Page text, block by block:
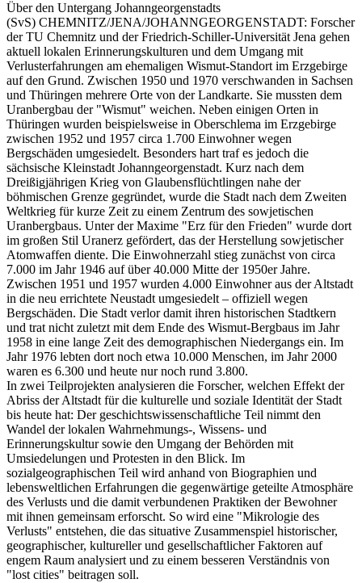
Über den Untergang Johanngeorgenstadts
(SvS) CHEMNITZ/JENA/JOHANNGEORGENSTADT: Forscher
der TU Chemnitz und der Friedrich-Schiller-Universität Jena gehen
aktuell lokalen Erinnerungskulturen und dem Umgang mit
Verlusterfahrungen am ehemaligen Wismut-Standort im Erzgebirge
auf den Grund. Zwischen 1950 und 1970 verschwanden in Sachsen
und Thüringen mehrere Orte von der Landkarte. Sie mussten dem
Uranbergbau der "Wismut" weichen. Neben einigen Orten in
Thüringen wurden beispielsweise in Oberschlema im Erzgebirge
zwischen 1952 und 1957 circa 1.700 Einwohner wegen
Bergschäden umgesiedelt. Besonders hart traf es jedoch die
sächsische Kleinstadt Johanngeorgenstadt. Kurz nach dem
Dreißigjährigen Krieg von Glaubensflüchtlingen nahe der
böhmischen Grenze gegründet, wurde die Stadt nach dem Zweiten
Weltkrieg für kurze Zeit zu einem Zentrum des sowjetischen
Uranbergbaus. Unter der Maxime "Erz für den Frieden" wurde dort
im großen Stil Uranerz gefördert, das der Herstellung sowjetischer
Atomwaffen diente. Die Einwohnerzahl stieg zunächst von circa
7.000 im Jahr 1946 auf über 40.000 Mitte der 1950er Jahre.
Zwischen 1951 und 1957 wurden 4.000 Einwohner aus der Altstadt
in die neu errichtete Neustadt umgesiedelt – offiziell wegen
Bergschäden. Die Stadt verlor damit ihren historischen Stadtkern
und trat nicht zuletzt mit dem Ende des Wismut-Bergbaus im Jahr
1958 in eine lange Zeit des demographischen Niedergangs ein. Im
Jahr 1976 lebten dort noch etwa 10.000 Menschen, im Jahr 2000
waren es 6.300 und heute nur noch rund 3.800.
In zwei Teilprojekten analysieren die Forscher, welchen Effekt der
Abriss der Altstadt für die kulturelle und soziale Identität der Stadt
bis heute hat: Der geschichtswissenschaftliche Teil nimmt den
Wandel der lokalen Wahrnehmungs-, Wissens- und
Erinnerungskultur sowie den Umgang der Behörden mit
Umsiedelungen und Protesten in den Blick. Im
sozialgeographischen Teil wird anhand von Biographien und
lebensweltlichen Erfahrungen die gegenwärtige geteilte Atmosphäre
des Verlusts und die damit verbundenen Praktiken der Bewohner
mit ihnen gemeinsam erforscht. So wird eine "Mikrologie des
Verlusts" entstehen, die das situative Zusammenspiel historischer,
geographischer, kultureller und gesellschaftlicher Faktoren auf
engem Raum analysiert und zu einem besseren Verständnis von
"lost cities" beitragen soll.